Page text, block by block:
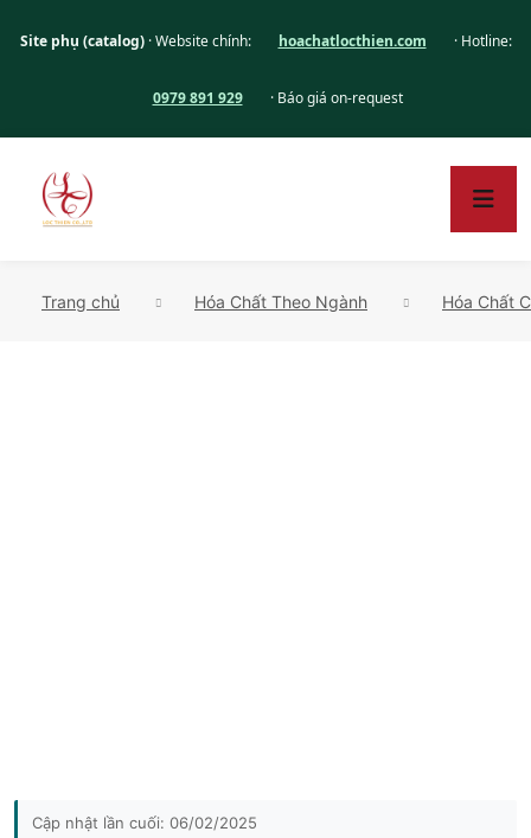
Site phụ (catalog)· Website chính: hoachatlocthien.com · Hotline:
0979 891 929 · Báo giá on-request
Trang chủ Hóa Chất Theo Ngành Hóa Chất
Cập nhật lần cuối: 06/02/2025